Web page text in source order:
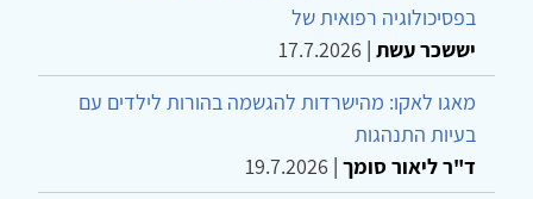
בפסיכולוגיה רפואית של
יששכר עשת |
17.7.2026
מאגו לאקו: מהישרדות להגשמה בהורות לילדים עם
בעיות התנהגות
ד"ר ליאור סומך |
19.7.2026